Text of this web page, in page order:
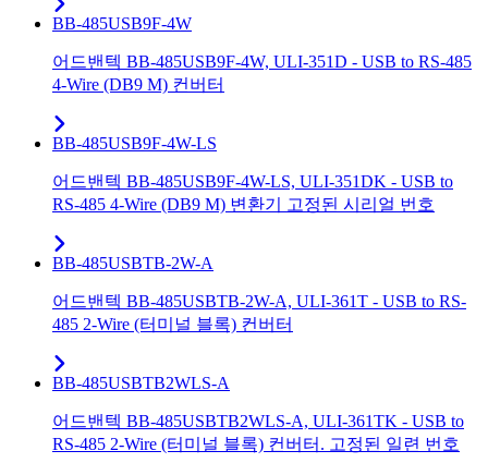
BB-485USB9F-4W
어드밴텍 BB-485USB9F-4W, ULI-351D - USB to RS-485
4-Wire (DB9 M) 컨버터
BB-485USB9F-4W-LS
어드밴텍 BB-485USB9F-4W-LS, ULI-351DK - USB to
RS-485 4-Wire (DB9 M) 변환기 고정된 시리얼 번호
BB-485USBTB-2W-A
어드밴텍 BB-485USBTB-2W-A, ULI-361T - USB to RS-
485 2-Wire (터미널 블록) 컨버터
BB-485USBTB2WLS-A
어드밴텍 BB-485USBTB2WLS-A, ULI-361TK - USB to
RS-485 2-Wire (터미널 블록) 컨버터. 고정된 일련 번호